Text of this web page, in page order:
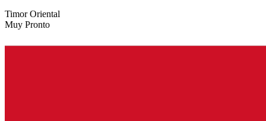
Timor Oriental
Muy Pronto